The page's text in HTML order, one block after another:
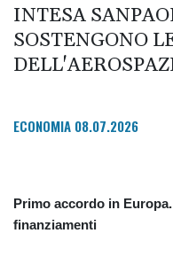
INTESA
SOSTENGONO
ECONOMIA 08.07.2026
Primo accordo in
finanziamenti